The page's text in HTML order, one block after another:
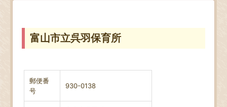
富山市立呉羽保育所
郵便番
号
930-0138